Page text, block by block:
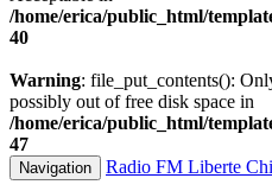
/home/erica/public_html/
40
Warning: file_put_contents():
possibly out of free disk space in
/home/erica/public_html/
47
Navigation Radio FM Liberte